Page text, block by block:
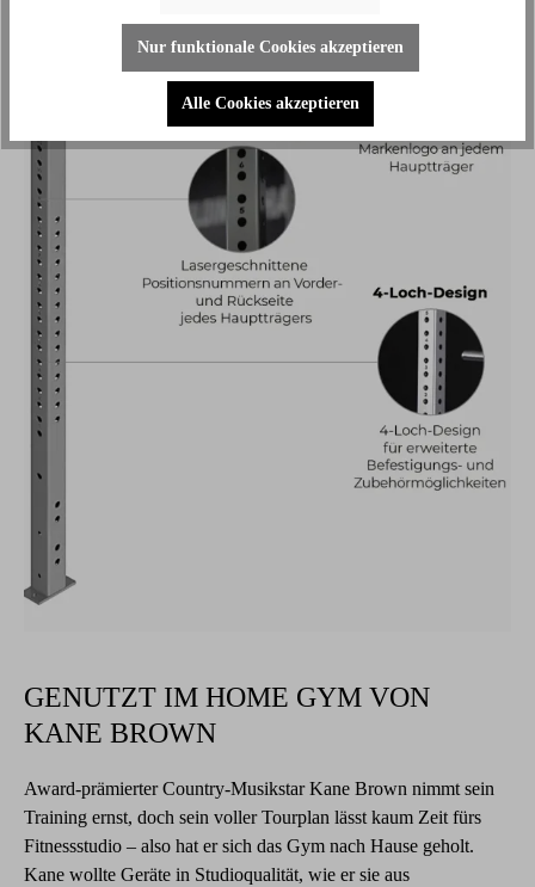
GENUTZT IM HOME GYM VON
KANE BROWN
Award-prämierter Country-Musikstar Kane Brown nimmt sein
Training ernst, doch sein voller Tourplan lässt kaum Zeit fürs
Fitnessstudio – also hat er sich das Gym nach Hause geholt.
Kane wollte Geräte in Studioqualität, wie er sie aus
Nur funktionale Cookies akzeptieren
Alle Cookies akzeptieren